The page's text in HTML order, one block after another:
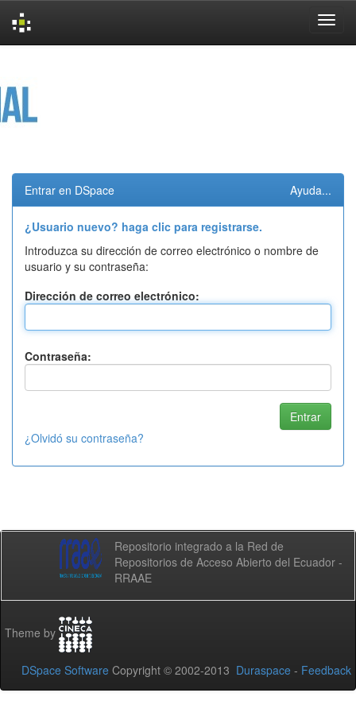
Entrar en DSpace Ayuda...
¿Usuario nuevo? haga clic para registrarse.
Introduzca su dirección de correo electrónico o nombre de
usuario y su contraseña:
Dirección de correo electrónico:
Contraseña:
¿Olvidó su contraseña?
Repositorio integrado a la Red de
Repositorios de Acceso Abierto del Ecuador -
RRAAE
Theme by
DSpace Software Copyright © 2002-2013 Duraspace - Feedback